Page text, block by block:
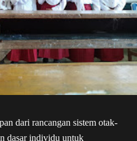
dari rancangan sistem otak-
dasar individu untuk